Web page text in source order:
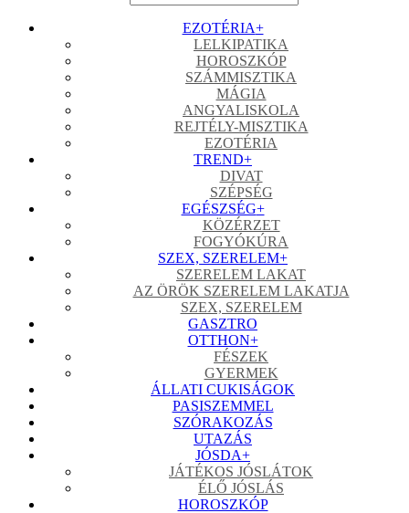
EZOTÉRIA+
LELKIPATIKA
HOROSZKÓP
SZÁMMISZTIKA
MÁGIA
ANGYALISKOLA
REJTÉLY-MISZTIKA
EZOTÉRIA
TREND+
DIVAT
SZÉPSÉG
EGÉSZSÉG+
KÖZÉRZET
FOGYÓKÚRA
SZEX, SZERELEM+
SZERELEM LAKAT
AZ ÖRÖK SZERELEM LAKATJA
SZEX, SZERELEM
GASZTRO
OTTHON+
FÉSZEK
GYERMEK
ÁLLATI CUKISÁGOK
PASISZEMMEL
SZÓRAKOZÁS
UTAZÁS
JÓSDA+
JÁTÉKOS JÓSLÁTOK
ÉLŐ JÓSLÁS
HOROSZKÓP